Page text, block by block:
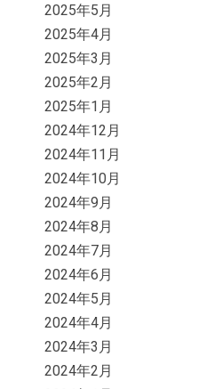
2025年5月
2025年4月
2025年3月
2025年2月
2025年1月
2024年12月
2024年11月
2024年10月
2024年9月
2024年8月
2024年7月
2024年6月
2024年5月
2024年4月
2024年3月
2024年2月